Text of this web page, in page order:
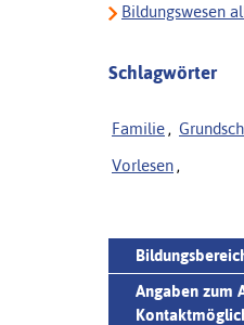
Bildungswesen
Schlagwörter
Familie ,
Vorlesen ,
Angaben zum